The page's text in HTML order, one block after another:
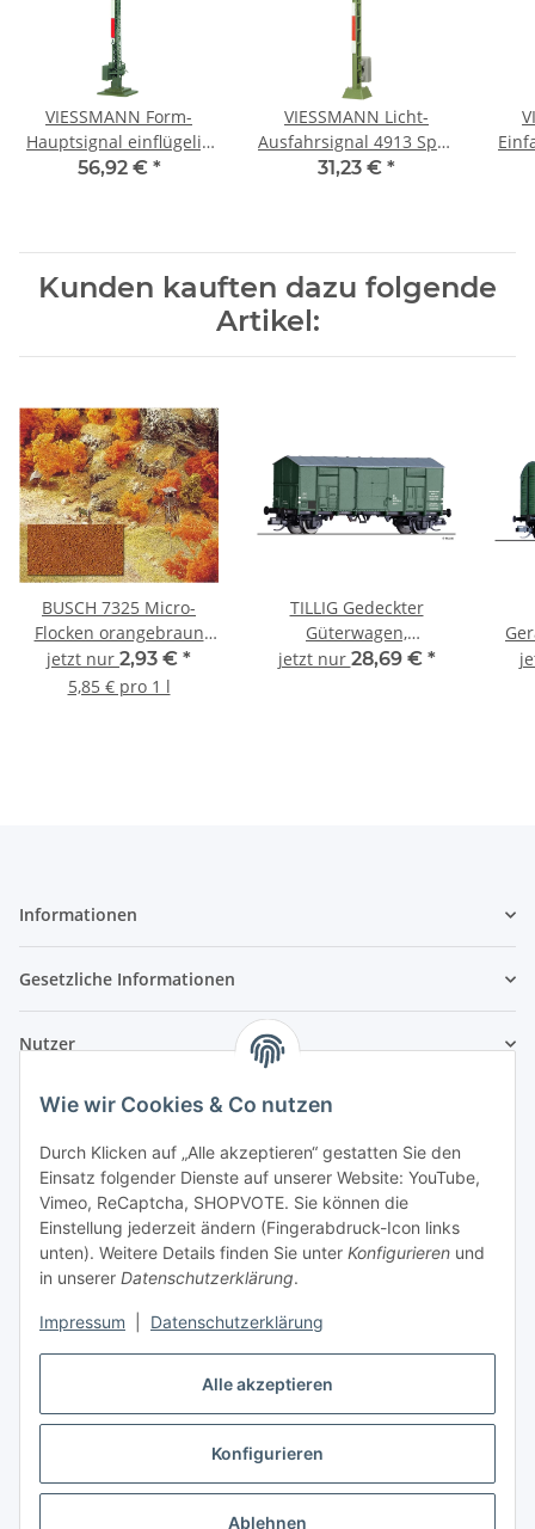
Alle akzeptieren
Konfigurieren
Ablehnen
Wie wir Cookies & Co nutzen
Durch Klicken auf „Alle akzeptieren“ gestatten Sie den
Einsatz folgender Dienste auf unserer Website: YouTube,
Vimeo, ReCaptcha, SHOPVOTE. Sie können die
Einstellung jederzeit ändern (Fingerabdruck-Icon links
unten). Weitere Details finden Sie unter Konfigurieren und
in unserer Datenschutzerklärung.
Impressum Datenschutzerklärung
VIESSMANN Form-
Hauptsignal einflügelig
DB Fertigmodell 4900
56,92 € *
VIESSMANN Licht-
Ausfahrsignal 4913 Spur
TT
31,23 € *
Kunden kauften dazu folgende
Artikel:
BUSCH 7325 Micro-
Flocken orangebraun
500 ml Spur Neutral
jetzt nur 2,93 € *
5,85 € pro 1 l
TILLIG Gedeckter
Güterwagen,
Materiallagerwagen zu
jetzt nur 28,69 € *
Informationen
Gesetzliche Informationen
Nutzer